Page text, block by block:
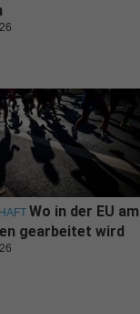
Wo in der EU am
gearbeitet wird